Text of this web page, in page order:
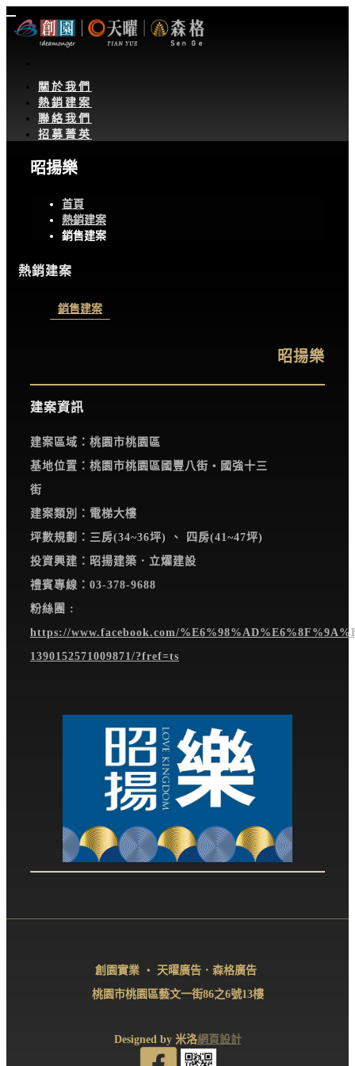
關於我們
熱銷建案
聯絡我們
招募菁英
昭揚樂
首頁
熱銷建案
銷售建案
熱銷建案
銷售建案
昭揚樂
建案資訊
建案區域：桃園市桃園區
基地位置：桃園市桃園區國豐八街‧國強十三
街
建案類別：電梯大樓
坪數規劃：三房(34~36坪) 、 四房(41~47坪)
投資興建：昭揚建築．立燿建設
禮賓專線：03-378-9688
粉絲團 :
https://www.facebook.com/
1390152571009871/?fref=ts
創園實業 ‧ 天曜廣告．森格廣告
桃園市桃園區藝文一街86之6號13樓
Designed by 米洛網頁設計